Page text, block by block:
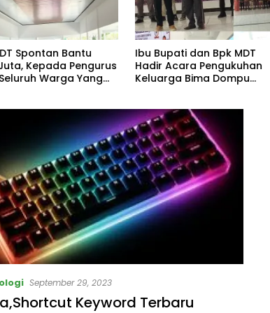
Spontan Bantu
Kepada Pengurus
Warga Yang
Ibu Bupati dan Bpk MDT
Hadir Acara Pengukuhan
Keluarga Bima Dompu
Gedung Fortuna Radamata.
September 29, 2023
Keyword Terbaru